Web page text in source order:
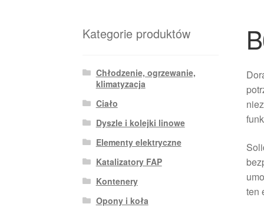
ten
Kategorie produktów
Chłodzenie, ogrzewanie,
klimatyzacja
Ciało
Dyszle i kolejki linowe
Elementy elektryczne
Katalizatory FAP
Kontenery
Opony i koła